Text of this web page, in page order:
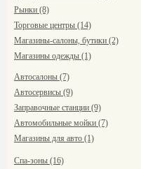
Рынки (8)
Торговые центры (14)
Магазины-салоны, бутики (2)
Магазины одежды (1)
Автосалоны (7)
Автосервисы (9)
Заправочные станции (9)
Автомобильные мойки (7)
Магазины для авто (1)
Спа-зоны (16)